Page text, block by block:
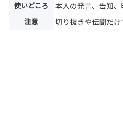
使いどころ 本人の発言、告知
注意 切り抜きや伝聞だ